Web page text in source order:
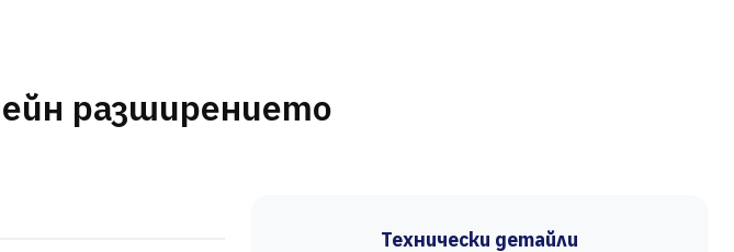
разширението
Технически детайли